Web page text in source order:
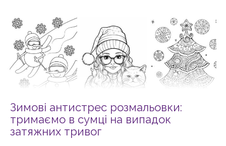
Зимові антистрес розмальовки:
тримаємо в сумці на випадок
затяжних тривог